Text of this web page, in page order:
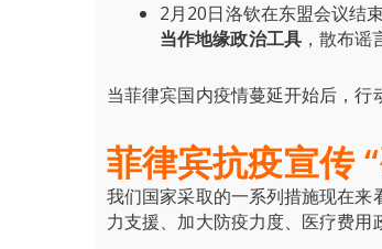
2月20日洛钦在东盟会议结
当作地缘政治工具，散布谣
当菲律宾国内疫情蔓延开始后，行
菲律宾抗疫宣传
我们国家采取的一系列措施现在
力支援、加大防疫力度、医疗费用